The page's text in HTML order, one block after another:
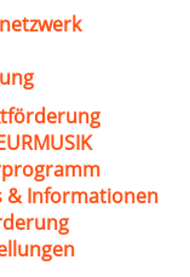
& Informationen